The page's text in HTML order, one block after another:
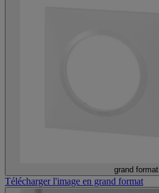
grand format
Télécharger l'image en grand format